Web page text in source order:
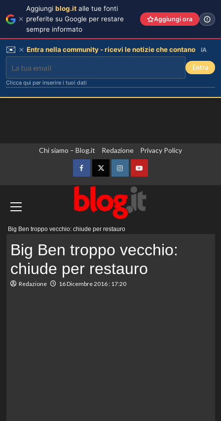
Chi siamo – Blog.it Redazione Privacy Policy
FacebookTwitterInstagramYouTube
Big Ben troppo vecchio: chiude per restauro
Big Ben troppo vecchio:
chiude per restauro
Redazione 16 Dicembre 2016 : 17:20
Aggiungi blog.it alle tue fonti
preferite su Google per restare
sempre informato
Aggiungi ora
✉️ Entra nella community - ricevi le notizie che contano IA
Entra
Clicca qui per inserire i tuoi dati